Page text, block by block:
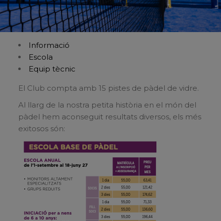
Informació
Escola
Equip tècnic
El Club compta amb 15 pistes de pàdel de vidre.
Al llarg de la nostra petita història en el món del
pàdel hem aconseguit resultats diversos, els més
exitosos són: